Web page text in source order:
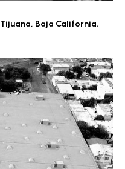
Tijuana, Baja California.